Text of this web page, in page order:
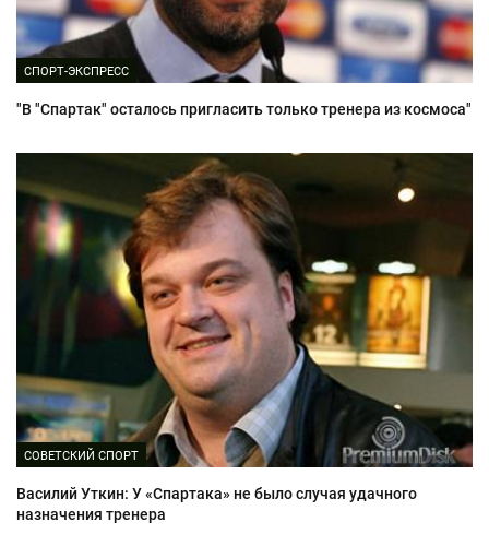
СПОРТ-ЭКСПРЕСС
"В "Спартак" осталось пригласить только тренера из космоса"
СОВЕТСКИЙ СПОРТ
Василий Уткин: У «Спартака» не было случая удачного
назначения тренера